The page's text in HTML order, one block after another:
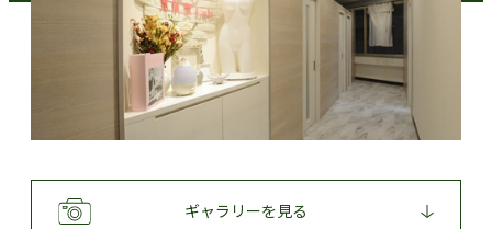
ギャラリーを見る